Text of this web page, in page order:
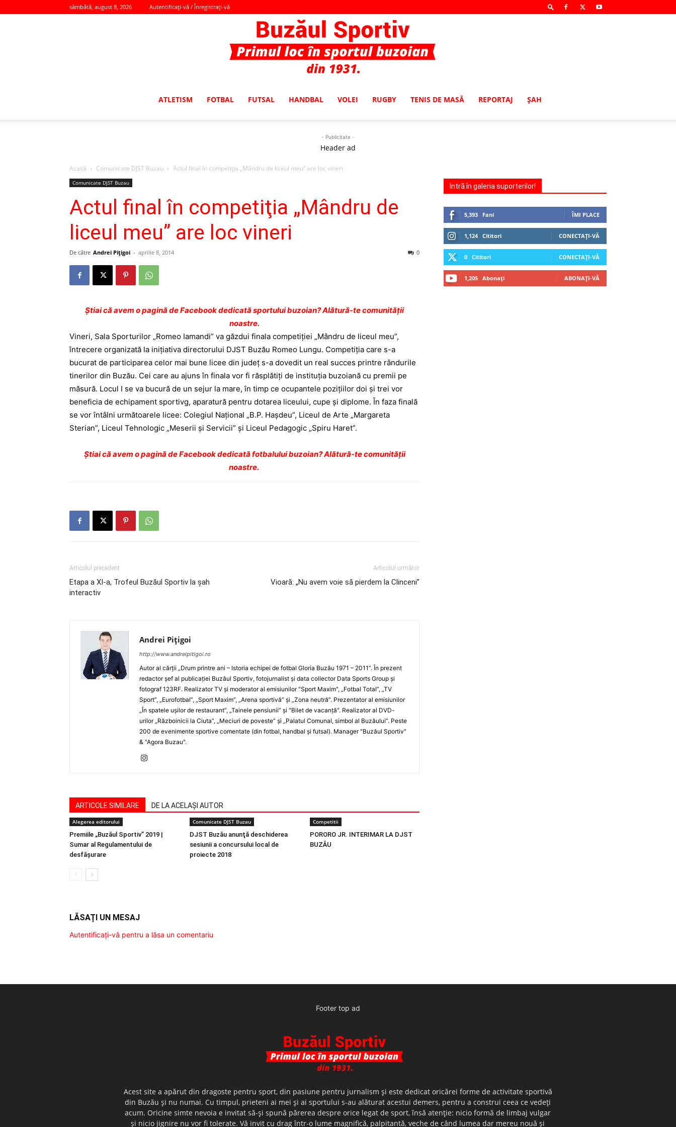
sâmbătă, august 8, 2026 Autentificați-vă / Înregistrați-vă
ATLETISM FOTBAL FUTSAL HANDBAL VOLEI RUGBY TENIS DE MASĂ REPORTAJ ŞAH
- Publicitate -
Header ad
Acasă Comunicate DJST Buzau Actul final în competiţia „Mândru de liceul meu” are loc vineri
Comunicate DJST Buzau
Actul final în competiţia „Mândru de
liceul meu” are loc vineri
De către Andrei Pițigoi - aprilie 8, 2014 0
Ştiai că avem o pagină de Facebook dedicată sportului buzoian? Alătură-te comunității
noastre.
Vineri, Sala Sporturilor „Romeo Iamandi” va găzdui finala competiţiei „Mândru de liceul meu”,
întrecere organizată la iniţiativa directorului DJST Buzău Romeo Lungu. Competiţia care s-a
bucurat de participarea celor mai bune licee din judeţ s-a dovedit un real succes printre rândurile
tinerilor din Buzău. Cei care au ajuns în finala vor fi răsplătiţi de instituţia buzoiană cu premii pe
măsură. Locul I se va bucură de un sejur la mare, în timp ce ocupantele poziţiilor doi şi trei vor
beneficia de echipament sportivg, aparatură pentru dotarea liceului, cupe şi diplome. În faza finală
se vor întâlni următoarele licee: Colegiul Naţional „B.P. Haşdeu”, Liceul de Arte „Margareta
Sterian”, Liceul Tehnologic „Meserii şi Servicii” şi Liceul Pedagogic „Spiru Haret”.
Ştiai că avem o pagină de Facebook dedicată fotbalului buzoian? Alătură-te comunității
noastre.
Articolul precedent
Etapa a XI-a, Trofeul Buzăul Sportiv la şah
interactiv
Articolul următor
Vioară: „Nu avem voie să pierdem la Clinceni”
Andrei Pițigoi
http://www.andreipitigoi.ro
Autor al cărţii „Drum printre ani – Istoria echipei de fotbal Gloria Buzău 1971 – 2011”. În prezent
redactor şef al publicaţiei Buzăul Sportiv, fotojurnalist şi data collector Data Sports Group şi
fotograf 123RF. Realizator TV şi moderator al emisiunilor "Sport Maxim", „Fotbal Total”, „TV
Sport”, „Eurofotbal”, „Sport Maxim”, „Arena sportivă” şi „Zona neutră”. Prezentator al emisiunilor
„În spatele uşilor de restaurant”, „Tainele pensiunii” şi "Bilet de vacanţă". Realizator al DVD-
urilor „Războinicii la Ciuta”, „Meciuri de poveste” şi „Palatul Comunal, simbol al Buzăului”. Peste
200 de evenimente sportive comentate (din fotbal, handbal şi futsal). Manager "Buzăul Sportiv"
& "Agora Buzau".
ARTICOLE SIMILARE DE LA ACELAȘI AUTOR
Alegerea editorului
Premiile „Buzăul Sportiv” 2019 |
Sumar al Regulamentului de
desfășurare
Comunicate DJST Buzau
DJST Buzău anunţă deschiderea
sesiunii a concursului local de
proiecte 2018
Competitii
PORORO JR. INTERIMAR LA DJST
BUZĂU
LĂSAȚI UN MESAJ
Autentificați-vă pentru a lăsa un comentariu
Intră în galeria suporterilor!
5,393 Fani ÎMI PLACE
1,124 Cititori CONECTAȚI-VĂ
0 Cititori CONECTAȚI-VĂ
1,205 Abonați ABONAȚI-VĂ
Footer top ad
Acest site a apărut din dragoste pentru sport, din pasiune pentru jurnalism şi este dedicat oricărei forme de activitate sportivă
din Buzău şi nu numai. Cu timpul, prieteni ai mei şi ai sportului s-au alăturat acestui demers, pentru a construi ceea ce vedeţi
acum. Oricine simte nevoia e invitat să-şi spună părerea despre orice legat de sport, însă atenţie: nicio formă de limbaj vulgar
şi nicio jignire nu vor fi tolerate. Vă invit cu drag într-o lume magnifică, palpitantă, veche de când lumea dar mereu nouă şi